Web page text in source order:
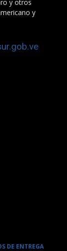
y otros
y
DE ENTREGA